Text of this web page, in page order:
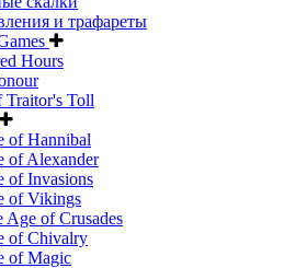
и трафареты
Hours
Traitor's Toll
of Hannibal
of Alexander
of Invasions
of Vikings
Age of Crusades
of Chivalry
of Magic